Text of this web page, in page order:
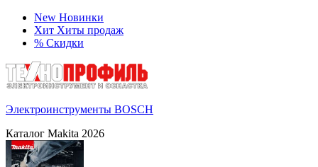
New Новинки
Хит Хиты продаж
% Скидки
Электроинструменты BOSCH
Каталог Makita 2026